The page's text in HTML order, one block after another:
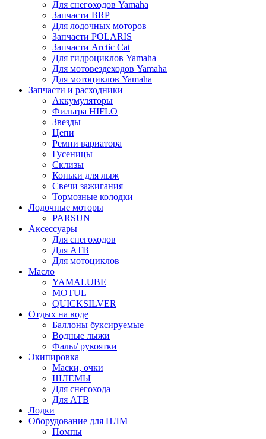
Для снегоходов Yamaha
Запчасти BRP
Для лодочных моторов
Запчасти POLARIS
Запчасти Arctic Cat
Для гидроциклов Yamaha
Для мотовездеходов Yamaha
Для мотоциклов Yamaha
Запчасти и расходники
Аккумуляторы
Фильтра HIFLO
Звезды
Цепи
Ремни вариатора
Гусеницы
Склизы
Коньки для лыж
Свечи зажигания
Тормозные колодки
Лодочные моторы
PARSUN
Аксессуары
Для снегоходов
Для АТВ
Для мотоциклов
Масло
YAMALUBE
MOTUL
QUICKSILVER
Отдых на воде
Баллоны буксируемые
Водные лыжи
Фалы/ рукоятки
Экипировка
Маски, очки
ШЛЕМЫ
Для снегохода
Для АТВ
Лодки
Оборудование для ПЛМ
Помпы